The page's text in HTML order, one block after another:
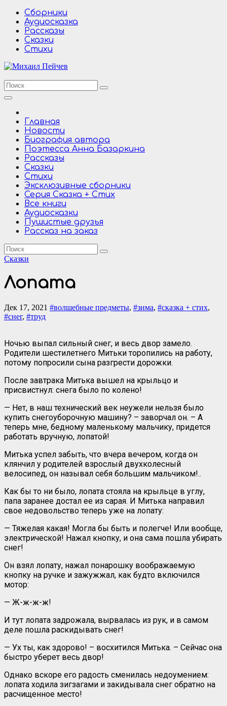
Перейти
содержимому
Сборники
Аудиосказка
Рассказы
Сказки
Стихи
Главная
Новости
Биография автора
Поэтесса Анна Базаркина
Рассказы
Сказки
Стихи
Эксклюзивные сборники
Серия Сказка + Стих
Все книги
Аудиосказки
Пушистые друзья
Рассказ на заказ
Сказки
Лопата
Дек 17, 2021 #волшебные предметы, #зима, #сказка + стих,
#снег, #труд
Ночью выпал сильный снег, и весь двор замело.
Родители шестилетнего Митьки торопились на работу,
потому попросили сына разгрести дорожки.
После завтрака Митька вышел на крыльцо и
присвистнул: снега было по колено!
— Нет, в наш технический век неужели нельзя было
купить снегоуборочную машину? – заворчал он. – А
теперь мне, бедному маленькому мальчику, придется
работать вручную, лопатой!
Митька успел забыть, что вчера вечером, когда он
клянчил у родителей взрослый двухколесный
велосипед, он называл себя большим мальчиком!..
Как бы то ни было, лопата стояла на крыльце в углу,
папа заранее достал ее из сарая. И Митька направил
свое недовольство теперь уже на лопату:
— Тяжелая какая! Могла бы быть и полегче! Или вообще,
электрической! Нажал кнопку, и она сама пошла убирать
снег!
Он взял лопату, нажал понарошку воображаемую
кнопку на ручке и зажужжал, как будто включился
мотор:
— Ж-ж-ж-ж!
И тут лопата задрожала, вырвалась из рук, и в самом
деле пошла раскидывать снег!
— Ух ты, как здорово! – восхитился Митька. – Сейчас она
быстро уберет весь двор!
Однако вскоре его радость сменилась недоумением:
лопата ходила зигзагами и закидывала снег обратно на
расчищенное место!